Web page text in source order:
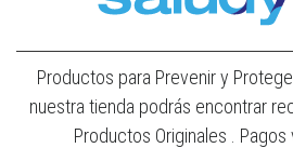
Productos para Prevenir y
nuestra tienda podrás encontrar
Productos Originales .